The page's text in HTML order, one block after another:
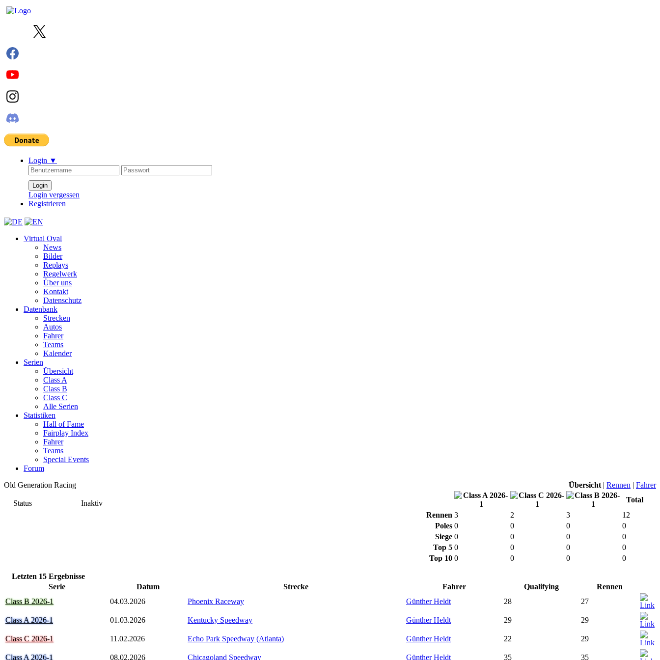
Login ▼
Login vergessen
Registrieren
Virtual Oval
News
Bilder
Replays
Regelwerk
Über uns
Kontakt
Datenschutz
Datenbank
Strecken
Autos
Fahrer
Teams
Kalender
Serien
Übersicht
Class A
Class B
Class C
Alle Serien
Statistiken
Hall of Fame
Fairplay Index
Fahrer
Teams
Special Events
Forum
Old Generation Racing
Übersicht | Rennen | Fahrer
Status Inaktiv
Total
Rennen 3 2 3
12
Poles 0 0 0
0
Siege 0 0 0
0
Top 5 0 0 0
0
Top 10 0 0 0 0
Letzten 15 Ergebnisse
Serie
Datum Strecke Fahrer Qualifying
Rennen
Class B 2026-1
04.03.2026 Phoenix Raceway Günther Heldt 28 27
Class A 2026-1 01.03.2026 Kentucky Speedway Günther Heldt 29 29
Class C 2026-1 11.02.2026 Echo Park Speedway (Atlanta) Günther Heldt 22 29
Class A 2026-1 08.02.2026 Chicagoland Speedway Günther Heldt 35 35